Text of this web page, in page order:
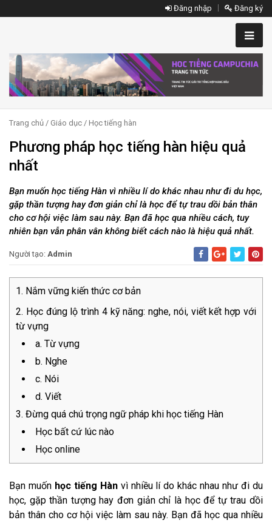
Đăng nhập Đăng ký
Trang chủ / Giáo dục / Học tiếng hàn
Phương pháp học tiếng hàn hiệu quả
nhất
Bạn muốn học tiếng Hàn vì nhiều lí do khác nhau như đi du học,
gặp thần tượng hay đơn giản chỉ là học để tự trau dồi bản thân
cho cơ hội việc làm sau này. Bạn đã học qua nhiều cách, tuy
nhiên bạn vẫn phân vân không biết cách nào là hiệu quả nhất.
Người tạo: Admin
Nắm vững kiến thức cơ bản
Học đúng lộ trình 4 kỹ năng: nghe, nói, viết kết hợp với
từ vựng
a. Từ vựng
b. Nghe
c. Nói
d. Viết
Đừng quá chú trọng ngữ pháp khi học tiếng Hàn
Học bất cứ lúc nào
Học online
Bạn muốn học tiếng Hànvì nhiều lí do khác nhau như đi du
học, gặp thần tượng hay đơn giản chỉ là học để tự trau dồi
bản thân cho cơ hội việc làm sau này. Bạn đã học qua nhiều